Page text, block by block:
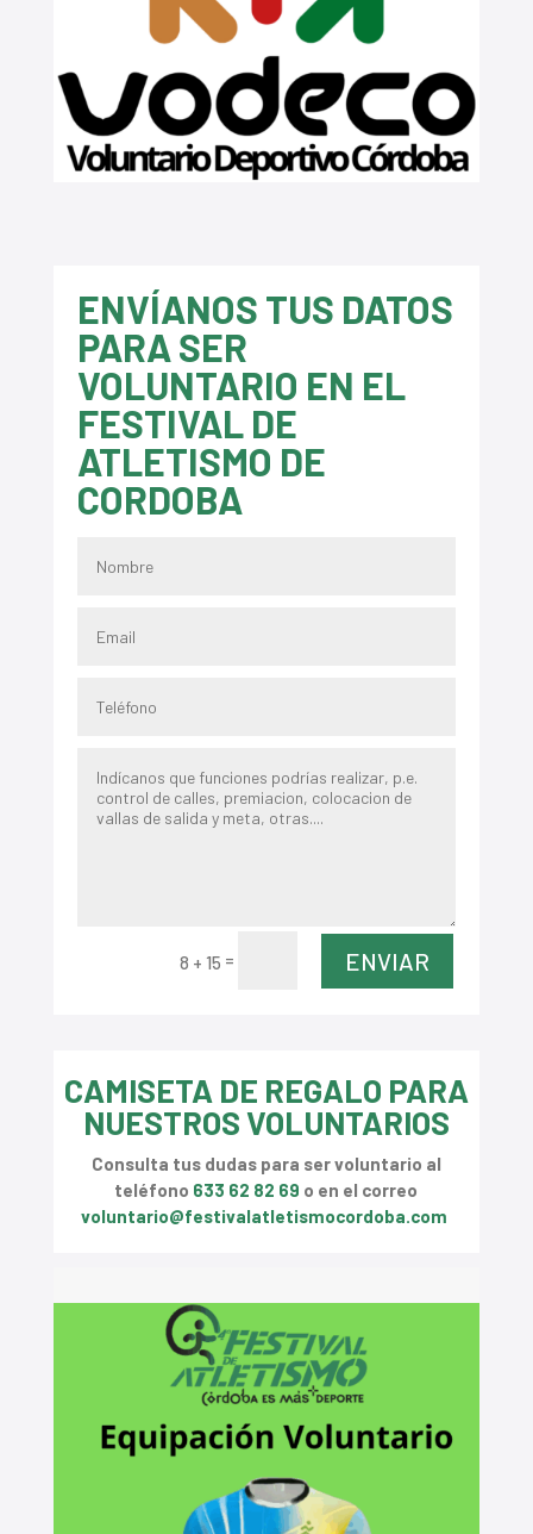
ENVÍANOS TUS DATOS
PARA SER
VOLUNTARIO EN EL
FESTIVAL DE
ATLETISMO DE
CORDOBA
8 + 15 = ENVIAR
CAMISETA DE REGALO PARA
NUESTROS VOLUNTARIOS
Consulta tus dudas para ser voluntario al
teléfono 633 62 82 69 o en el correo
voluntario@festivalatletismocordoba.com